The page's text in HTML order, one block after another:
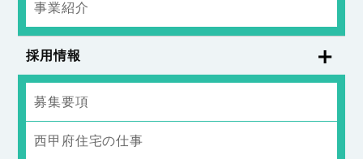
事業紹介
採用情報
募集要項
西甲府住宅の仕事